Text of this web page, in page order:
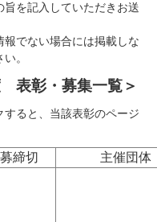
を記入していただきお送
でない場合には掲載しな
。
表彰・募集一覧＞
ると、当該表彰のページ
締切 主催団体